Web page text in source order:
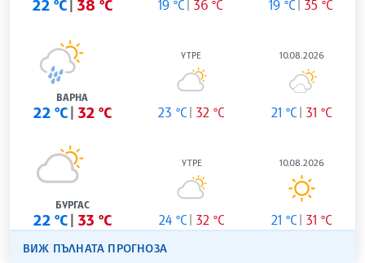
22 °C 38 °C 19 °C 36 °C 19 °C 35 °C
ВАРНА
22 °C 32 °C
УТРЕ
23 °C 32 °C
10.08.2026
21 °C 31 °C
БУРГАС
22 °C 33 °C
УТРЕ
24 °C 32 °C
10.08.2026
21 °C 31 °C
ВИЖ ПЪЛНАТА ПРОГНОЗА